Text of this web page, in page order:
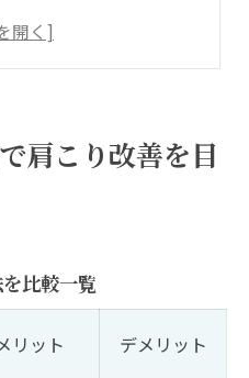
専門整体を体験する
ローチ比較表
指す理由とは
生活習慣の見直し
の秘訣を徹底解説
肩こり改善を目
比較一覧
リット デメリット